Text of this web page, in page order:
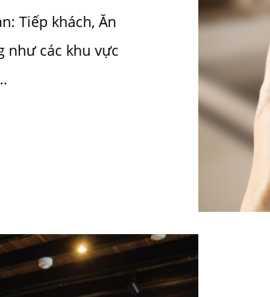
Tiếp khách, Ăn
như các khu vực